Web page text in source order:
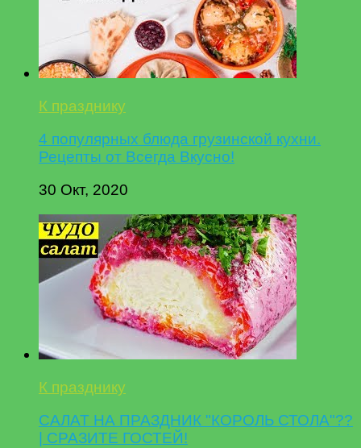
К празднику
4 популярных блюда грузинской кухни.
Рецепты от Всегда Вкусно!
30 Окт, 2020
К празднику
САЛАТ НА ПРАЗДНИК "КОРОЛЬ СТОЛА"??
| СРАЗИТЕ ГОСТЕЙ!